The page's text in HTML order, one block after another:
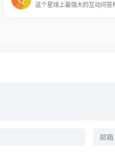
这个星球上最强大的互动问答